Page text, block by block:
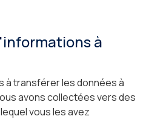
à
à transférer les données à
avons collectées vers des
vous les avez